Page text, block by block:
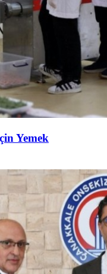
Yemek